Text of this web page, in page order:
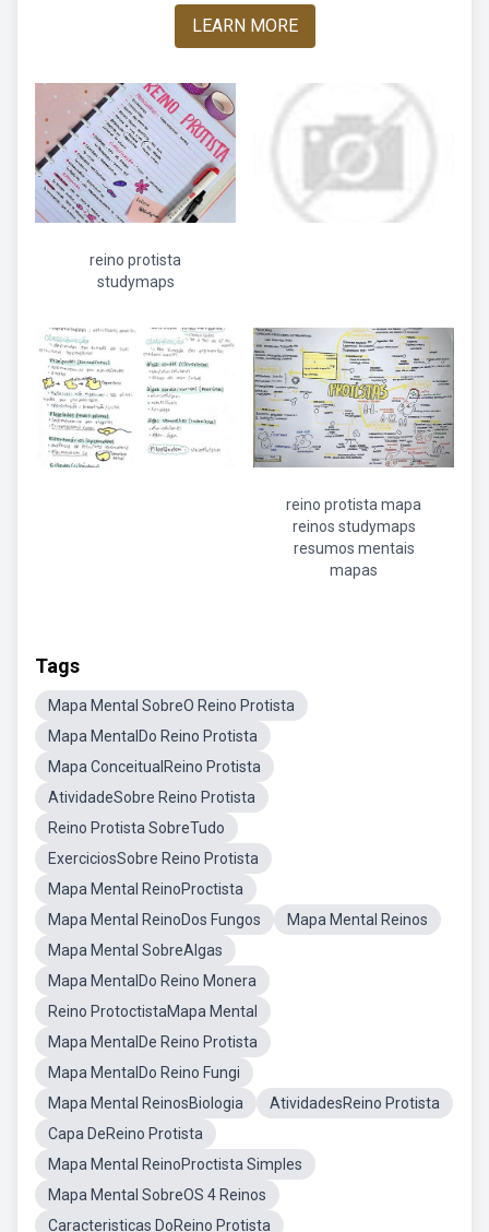
LEARN MORE
reino protista
studymaps
reino protista mapa
reinos studymaps
resumos mentais
mapas
Tags
Mapa Mental SobreO Reino Protista
Mapa MentalDo Reino Protista
Mapa ConceitualReino Protista
AtividadeSobre Reino Protista
Reino Protista SobreTudo
ExerciciosSobre Reino Protista
Mapa Mental ReinoProctista
Mapa Mental ReinoDos Fungos
Mapa Mental Reinos
Mapa Mental SobreAlgas
Mapa MentalDo Reino Monera
Reino ProtoctistaMapa Mental
Mapa MentalDe Reino Protista
Mapa MentalDo Reino Fungi
Mapa Mental ReinosBiologia
AtividadesReino Protista
Capa DeReino Protista
Mapa Mental ReinoProctista Simples
Mapa Mental SobreOS 4 Reinos
Caracteristicas DoReino Protista